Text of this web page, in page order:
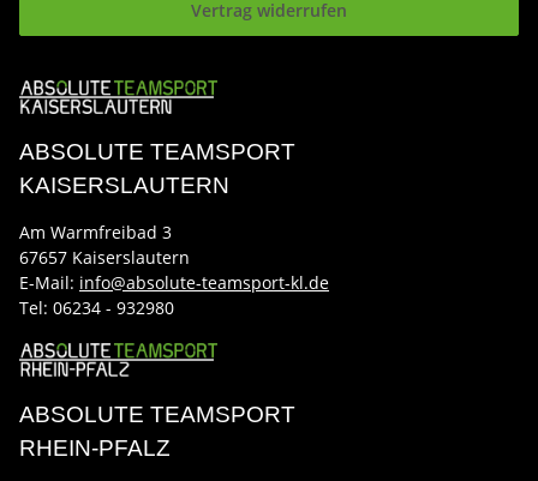
Vertrag widerrufen
ABSOLUTE TEAMSPORT
KAISERSLAUTERN
Am Warmfreibad 3
67657 Kaiserslautern
E-Mail: info@absolute-teamsport-kl.de
Tel: 06234 - 932980
ABSOLUTE TEAMSPORT
RHEIN-PFALZ